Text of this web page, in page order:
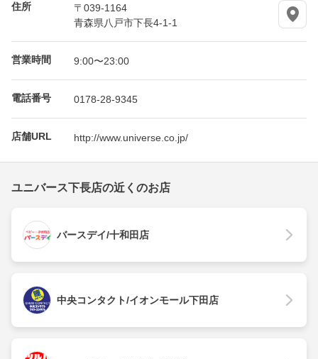
住所
〒039-1164
青森県八戸市下長4-1-1
営業時間 9:00〜23:00
電話番号 0178-28-9345
店舗URL http://www.universe.co.jp/
ユニバース下長店の近くのお店
バースデイ/十和田店
中央コンタクト/イオンモール下田店